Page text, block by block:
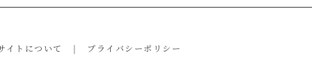
ー
イトについて プライバシーポリシー